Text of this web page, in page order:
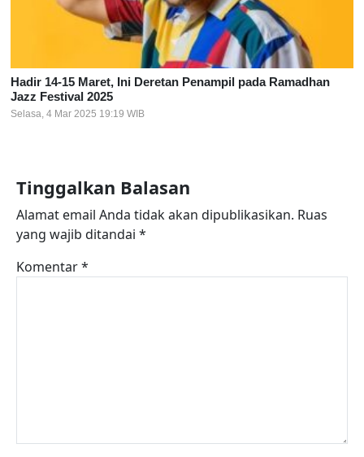
Hadir 14-15 Maret, Ini Deretan Penampil pada Ramadhan
Jazz Festival 2025
Selasa, 4 Mar 2025 19:19 WIB
Tinggalkan Balasan
Alamat email Anda tidak akan dipublikasikan. Ruas
yang wajib ditandai *
Komentar*